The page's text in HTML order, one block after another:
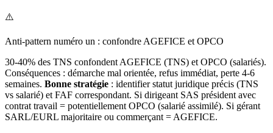
⚠️
Anti-pattern numéro un : confondre AGEFICE et OPCO
30-40% des TNS confondent AGEFICE (TNS) et OPCO (salariés).
Conséquences : démarche mal orientée, refus immédiat, perte 4-6
semaines. Bonne stratégie : identifier statut juridique précis (TNS
vs salarié) et FAF correspondant. Si dirigeant SAS président avec
contrat travail = potentiellement OPCO (salarié assimilé). Si gérant
SARL/EURL majoritaire ou commerçant = AGEFICE.